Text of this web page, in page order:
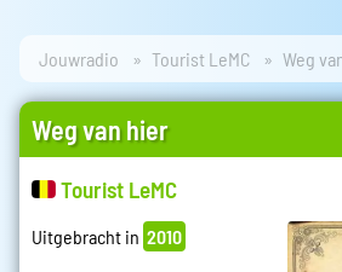
Jouwradio Tourist LeMC Weg
Weg van hier
Tourist LeMC
Uitgebracht in 2010